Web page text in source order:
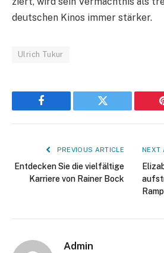
deutschen Kinos immer stärker.
Ulrich Tukur
Facebook Twitter
PREVIOUS ARTICLE
Entdecken Sie die vielfältige
Karriere von Rainer Bock
NEXT
Admin